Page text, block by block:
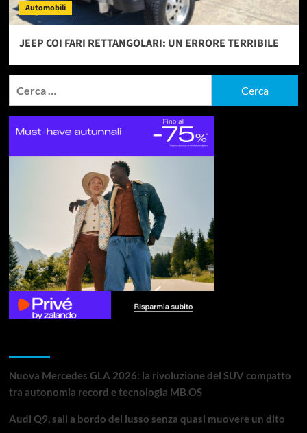
Automobili
JEEP COI FARI RETTANGOLARI: UN ERRORE TERRIBILE
Nuova Mercedes GLA 2026: la rivoluzione del SUV compatto
tra autonomia record e tecnologia MB.OS
Audi Q9, sali a bordo del lusso senza quasi muovere un dito